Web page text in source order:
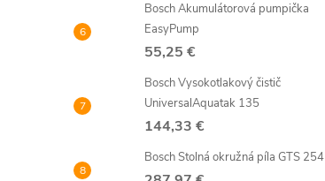
Bosch Akumulátorová pumpička
EasyPump
55,25 €
Bosch Vysokotlakový čistič
UniversalAquatak 135
144,33 €
Bosch Stolná okružná píla GTS 254